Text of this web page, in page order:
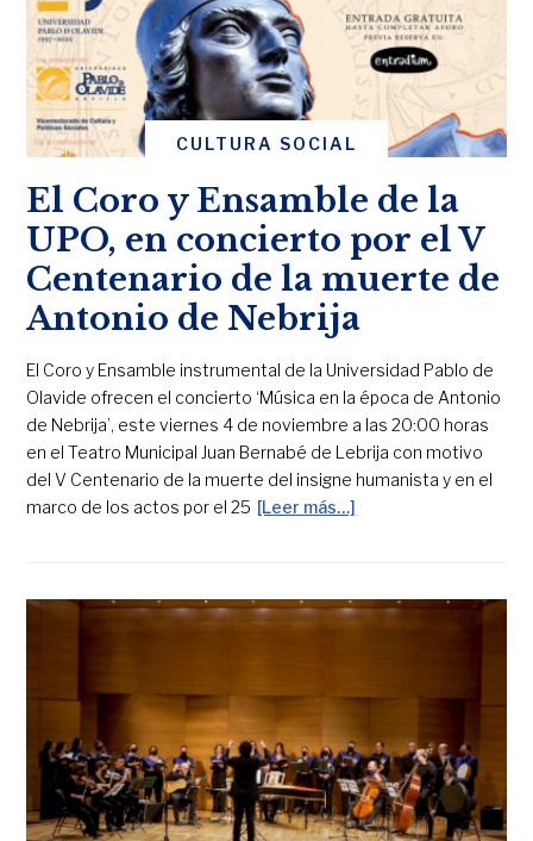
CULTURA SOCIAL
El Coro y Ensamble de la
UPO, en concierto por el V
Centenario de la muerte de
Antonio de Nebrija
El Coro y Ensamble instrumental de la Universidad Pablo de
Olavide ofrecen el concierto ‘Música en la época de Antonio
de Nebrija’, este viernes 4 de noviembre a las 20:00 horas
en el Teatro Municipal Juan Bernabé de Lebrija con motivo
del V Centenario de la muerte del insigne humanista y en el
marco de los actos por el 25 [Leer más…]